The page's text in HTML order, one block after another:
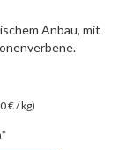
Anbau, mit
€ / kg)